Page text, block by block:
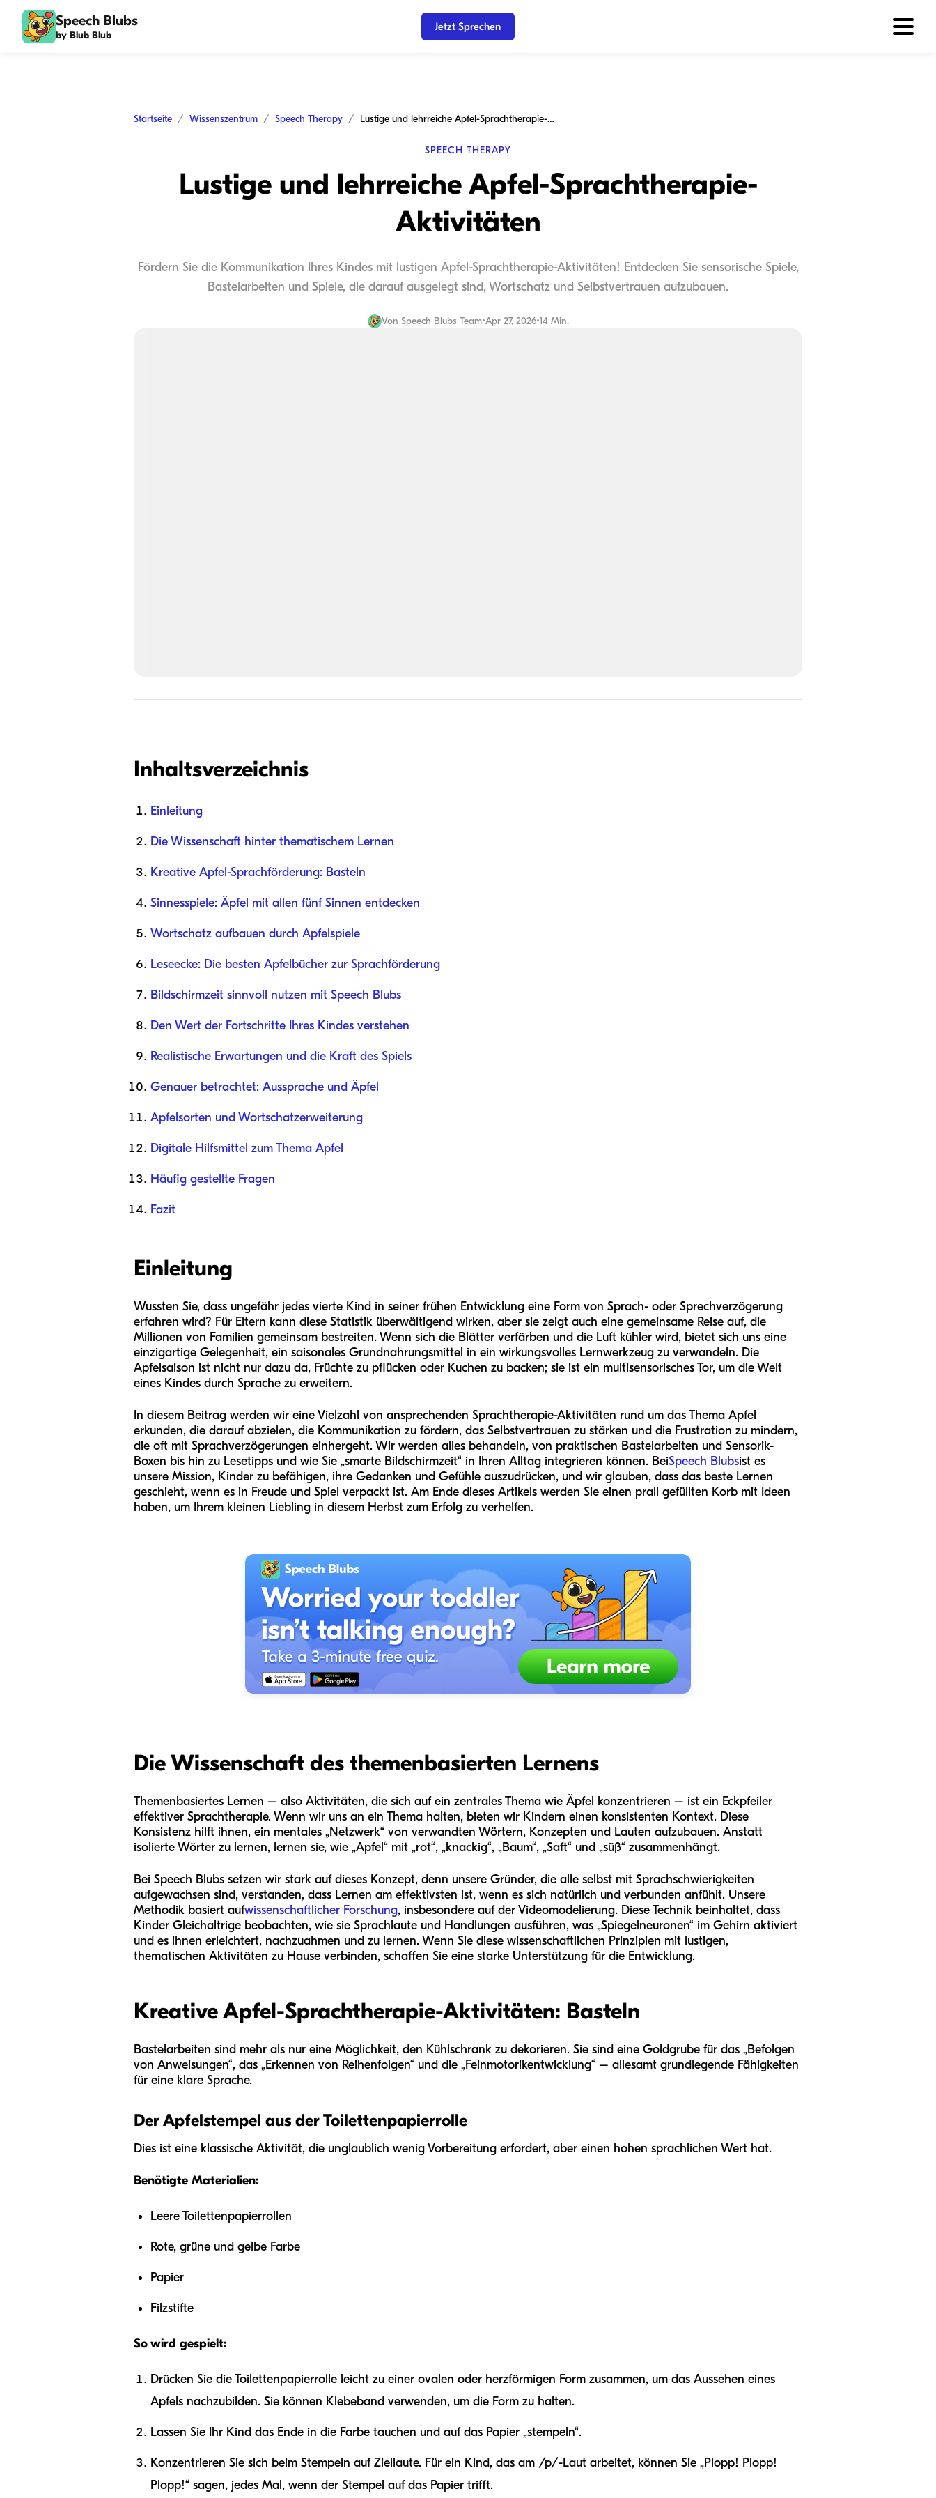
Speech Blubs
by Blub Blub
Jetzt Sprechen
Startseite Wissenszentrum Speech Therapy Lustige und lehrreiche Apfel-Sprachtherapie-Aktivitäten
SPEECH THERAPY
Lustige und lehrreiche Apfel-Sprachtherapie-
Aktivitäten
Fördern Sie die Kommunikation Ihres Kindes mit lustigen Apfel-Sprachtherapie-Aktivitäten! Entdecken Sie sensorische Spiele,
Bastelarbeiten und Spiele, die darauf ausgelegt sind, Wortschatz und Selbstvertrauen aufzubauen.
Von Speech Blubs Team•Apr 27, 2026•14 Min.
Inhaltsverzeichnis
Einleitung
Die Wissenschaft hinter thematischem Lernen
Kreative Apfel-Sprachförderung: Basteln
Sinnesspiele: Äpfel mit allen fünf Sinnen entdecken
Wortschatz aufbauen durch Apfelspiele
Leseecke: Die besten Apfelbücher zur Sprachförderung
Bildschirmzeit sinnvoll nutzen mit Speech Blubs
Den Wert der Fortschritte Ihres Kindes verstehen
Realistische Erwartungen und die Kraft des Spiels
Genauer betrachtet: Aussprache und Äpfel
Apfelsorten und Wortschatzerweiterung
Digitale Hilfsmittel zum Thema Apfel
Häufig gestellte Fragen
Fazit
Einleitung
Wussten Sie, dass ungefähr jedes vierte Kind in seiner frühen Entwicklung eine Form von Sprach- oder Sprechverzögerung
erfahren wird? Für Eltern kann diese Statistik überwältigend wirken, aber sie zeigt auch eine gemeinsame Reise auf, die
Millionen von Familien gemeinsam bestreiten. Wenn sich die Blätter verfärben und die Luft kühler wird, bietet sich uns eine
einzigartige Gelegenheit, ein saisonales Grundnahrungsmittel in ein wirkungsvolles Lernwerkzeug zu verwandeln. Die
Apfelsaison ist nicht nur dazu da, Früchte zu pflücken oder Kuchen zu backen; sie ist ein multisensorisches Tor, um die Welt
eines Kindes durch Sprache zu erweitern.
In diesem Beitrag werden wir eine Vielzahl von ansprechenden Sprachtherapie-Aktivitäten rund um das Thema Apfel
erkunden, die darauf abzielen, die Kommunikation zu fördern, das Selbstvertrauen zu stärken und die Frustration zu mindern,
die oft mit Sprachverzögerungen einhergeht. Wir werden alles behandeln, von praktischen Bastelarbeiten und Sensorik-
Boxen bis hin zu Lesetipps und wie Sie „smarte Bildschirmzeit“ in Ihren Alltag integrieren können. BeiSpeech Blubsist es
unsere Mission, Kinder zu befähigen, ihre Gedanken und Gefühle auszudrücken, und wir glauben, dass das beste Lernen
geschieht, wenn es in Freude und Spiel verpackt ist. Am Ende dieses Artikels werden Sie einen prall gefüllten Korb mit Ideen
haben, um Ihrem kleinen Liebling in diesem Herbst zum Erfolg zu verhelfen.
Die Wissenschaft des themenbasierten Lernens
Themenbasiertes Lernen – also Aktivitäten, die sich auf ein zentrales Thema wie Äpfel konzentrieren – ist ein Eckpfeiler
effektiver Sprachtherapie. Wenn wir uns an ein Thema halten, bieten wir Kindern einen konsistenten Kontext. Diese
Konsistenz hilft ihnen, ein mentales „Netzwerk“ von verwandten Wörtern, Konzepten und Lauten aufzubauen. Anstatt
isolierte Wörter zu lernen, lernen sie, wie „Apfel“ mit „rot“, „knackig“, „Baum“, „Saft“ und „süß“ zusammenhängt.
Bei Speech Blubs setzen wir stark auf dieses Konzept, denn unsere Gründer, die alle selbst mit Sprachschwierigkeiten
aufgewachsen sind, verstanden, dass Lernen am effektivsten ist, wenn es sich natürlich und verbunden anfühlt. Unsere
Methodik basiert aufwissenschaftlicher Forschung, insbesondere auf der Videomodelierung. Diese Technik beinhaltet, dass
Kinder Gleichaltrige beobachten, wie sie Sprachlaute und Handlungen ausführen, was „Spiegelneuronen“ im Gehirn aktiviert
und es ihnen erleichtert, nachzuahmen und zu lernen. Wenn Sie diese wissenschaftlichen Prinzipien mit lustigen,
thematischen Aktivitäten zu Hause verbinden, schaffen Sie eine starke Unterstützung für die Entwicklung.
Kreative Apfel-Sprachtherapie-Aktivitäten: Basteln
Bastelarbeiten sind mehr als nur eine Möglichkeit, den Kühlschrank zu dekorieren. Sie sind eine Goldgrube für das „Befolgen
von Anweisungen“, das „Erkennen von Reihenfolgen“ und die „Feinmotorikentwicklung“ – allesamt grundlegende Fähigkeiten
für eine klare Sprache.
Der Apfelstempel aus der Toilettenpapierrolle
Dies ist eine klassische Aktivität, die unglaublich wenig Vorbereitung erfordert, aber einen hohen sprachlichen Wert hat.
Benötigte Materialien:
Leere Toilettenpapierrollen
Rote, grüne und gelbe Farbe
Papier
Filzstifte
So wird gespielt:
Drücken Sie die Toilettenpapierrolle leicht zu einer ovalen oder herzförmigen Form zusammen, um das Aussehen eines
Apfels nachzubilden. Sie können Klebeband verwenden, um die Form zu halten.
Lassen Sie Ihr Kind das Ende in die Farbe tauchen und auf das Papier „stempeln“.
Konzentrieren Sie sich beim Stempeln auf Ziellaute. Für ein Kind, das am /p/-Laut arbeitet, können Sie „Plopp! Plopp!
Plopp!“ sagen, jedes Mal, wenn der Stempel auf das Papier trifft.